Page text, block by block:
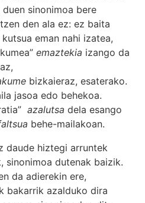
sinonimoa bere
den ala ez: ez baita
eman nahi izatea,
emaztekia izango da
bizkaieraz, esaterako.
jasoa edo behekoa.
azalutsa dela esango
behe-mailakoan.
daude hiztegi arruntek
sinonimoa dutenak baizik.
da adierekin ere,
bakarrik azalduko dira